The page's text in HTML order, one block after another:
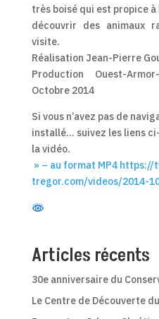
très boisé qui est propice
découvrir des animaux
visite.
Réalisation Jean-Pierre
Production Ouest-
Octobre 2014
Si vous n’avez pas de
installé… suivez les liens
la vidéo.
» – au format MP4 https://
tregor.com/videos/2014-
Articles récents
30e anniversaire du
Le Centre de Découverte